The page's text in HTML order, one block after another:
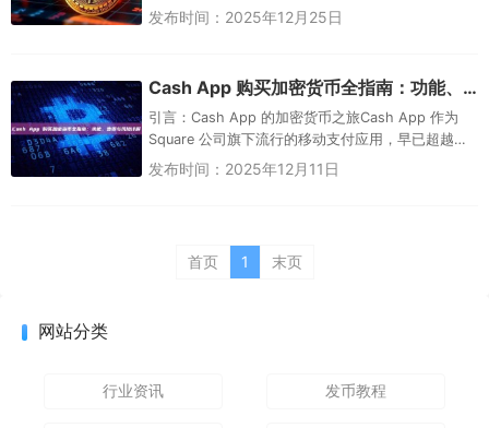
能支持英国），它让发送、接收、...
发布时间：2025年12月25日
Cash App 购买加密货币全指南：功能、步骤与风险详解
引言：Cash App 的加密货币之旅Cash App 作为
Square 公司旗下流行的移动支付应用，早已超越了
简单的转账功能，成为美国用户进行比特币交易的
发布时间：2025年12月11日
首页 1 末页
网站分类
行业资讯 发币教程